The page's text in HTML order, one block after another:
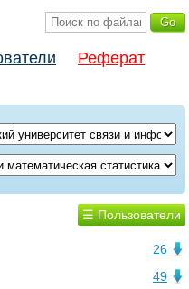
Реферат
☰ Пользователи
26
49